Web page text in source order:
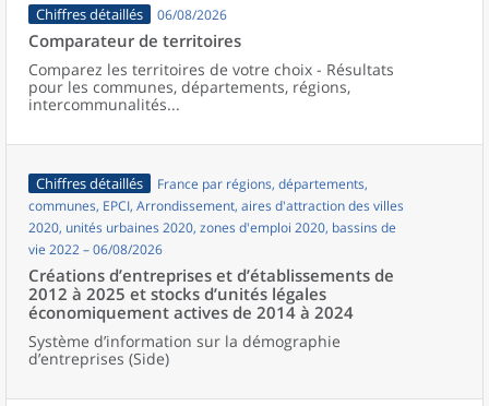
Chiffres détaillés 06/08/2026
Comparateur de territoires
Comparez les territoires de votre choix - Résultats
pour les communes, départements, régions,
intercommunalités...
Chiffres détaillés
France par régions, départements,
communes, EPCI, Arrondissement, aires d'attraction des villes
2020, unités urbaines 2020, zones d'emploi 2020, bassins de
vie 2022 – 06/08/2026
Créations d’entreprises et d’établissements de
2012 à 2025 et stocks d’unités légales
économiquement actives de 2014 à 2024
Système d’information sur la démographie
d’entreprises (Side)